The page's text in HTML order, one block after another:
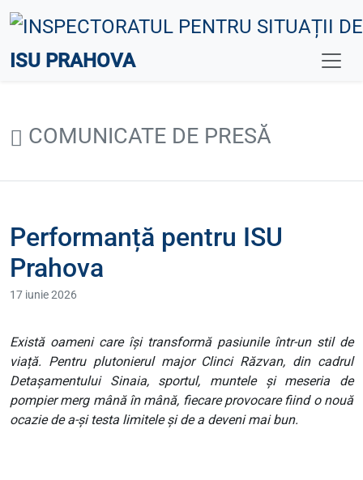
ISU PRAHOVA
COMUNICATE DE PRESĂ
Performanță pentru ISU
Prahova
17 iunie 2026
Există oameni care își transformă pasiunile într-un stil de
viață. Pentru plutonierul major Clinci Răzvan, din cadrul
Detașamentului Sinaia, sportul, muntele și meseria de
pompier merg mână în mână, fiecare provocare fiind o nouă
ocazie de a-și testa limitele și de a deveni mai bun.